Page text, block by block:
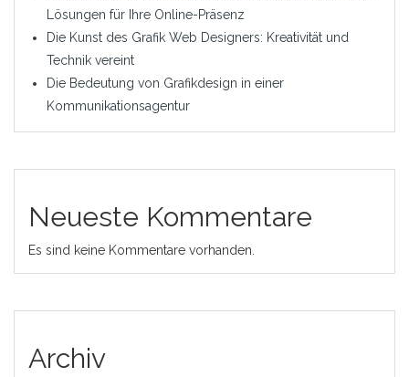
Lösungen für Ihre Online-Präsenz
Die Kunst des Grafik Web Designers: Kreativität und
Technik vereint
Die Bedeutung von Grafikdesign in einer
Kommunikationsagentur
Neueste Kommentare
Es sind keine Kommentare vorhanden.
Archiv